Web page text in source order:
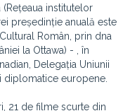
institutelor
președinție anuală este
Român, prin dna
la Ottawa) - , în
Delegația Uniunii
diplomatice europene.
21 de filme scurte din